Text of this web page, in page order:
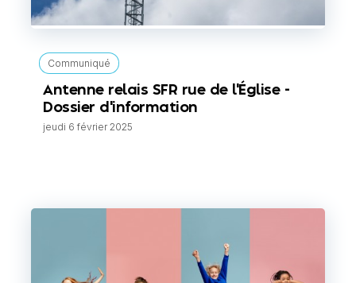
Communiqué
Antenne relais SFR rue de l'Église -
Dossier d'information
jeudi 6 février 2025